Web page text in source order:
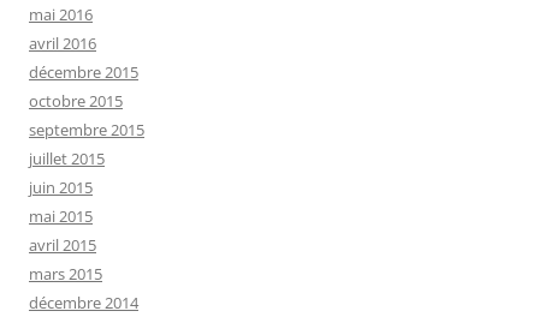
mai 2016
avril 2016
décembre 2015
octobre 2015
septembre 2015
juillet 2015
juin 2015
mai 2015
avril 2015
mars 2015
décembre 2014